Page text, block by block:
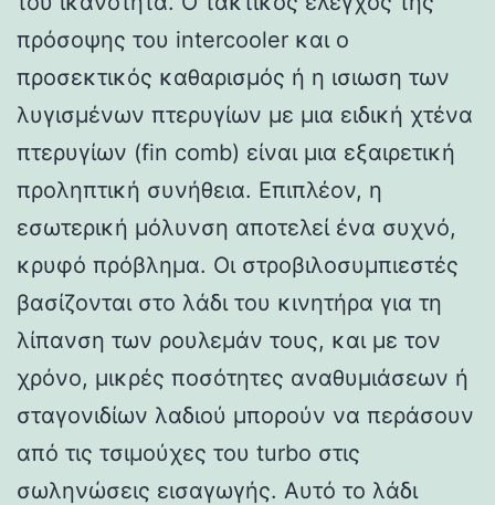
πρόσοψης του intercooler και ο
προσεκτικός καθαρισμός ή η ισιωση των
λυγισμένων πτερυγίων με μια ειδική χτένα
πτερυγίων (fin comb) είναι μια εξαιρετική
προληπτική συνήθεια. Επιπλέον, η
εσωτερική μόλυνση αποτελεί ένα συχνό,
κρυφό πρόβλημα. Οι στροβιλοσυμπιεστές
βασίζονται στο λάδι του κινητήρα για τη
λίπανση των ρουλεμάν τους, και με τον
χρόνο, μικρές ποσότητες αναθυμιάσεων ή
σταγονιδίων λαδιού μπορούν να περάσουν
από τις τσιμούχες του turbo στις
σωληνώσεις εισαγωγής. Αυτό το λάδι